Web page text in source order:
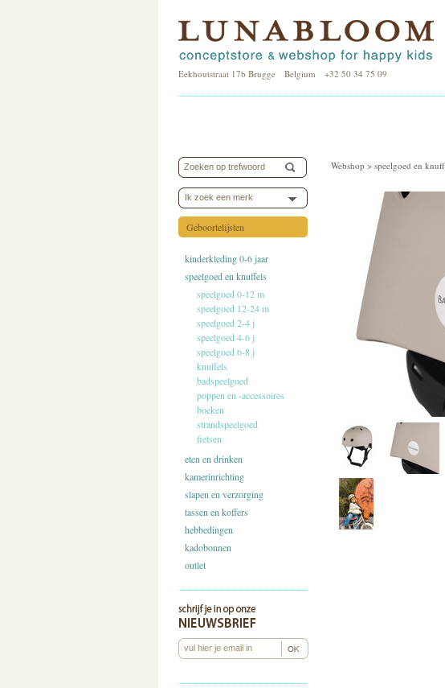
Eekhoutstraat 17b Brugge Belgium +32 50 34 75 09
Ik zoek een merk
Geboortelijsten
kinderkleding 0-6 jaar
speelgoed en knuffels
speelgoed 0-12 m
speelgoed 12-24 m
speelgoed 2-4 j
speelgoed 4-6 j
speelgoed 6-8 j
knuffels
badspeelgoed
poppen en -accessoires
boeken
strandspeelgoed
fietsen
eten en drinken
kamerinrichting
slapen en verzorging
tassen en koffers
hebbedingen
kadobonnen
outlet
Webshop > speelgoed en